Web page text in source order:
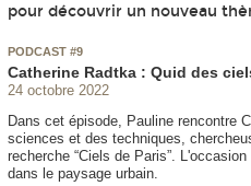
pour découvrir un nouveau
PODCAST #9
Catherine Radtka : Quid des
24 octobre 2022
Dans cet épisode, Pauline rencontre
sciences et des techniques,
recherche “Ciels de Paris”.
dans le paysage urbain.